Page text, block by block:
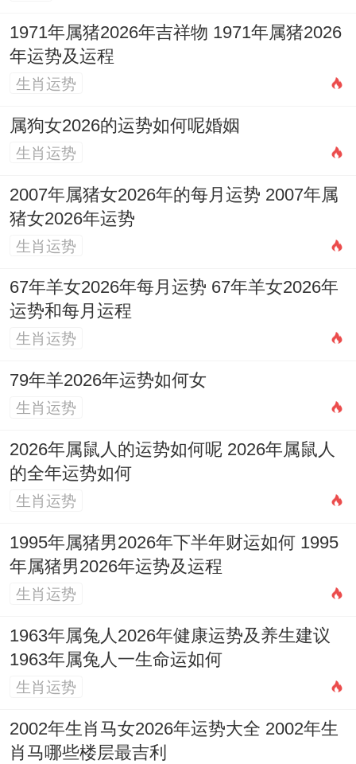
1971年属猪2026年吉祥物 1971年属猪2026
年运势及运程
生肖运势
属狗女2026的运势如何呢婚姻
生肖运势
2007年属猪女2026年的每月运势 2007年属
猪女2026年运势
生肖运势
67年羊女2026年每月运势 67年羊女2026年
运势和每月运程
生肖运势
79年羊2026年运势如何女
生肖运势
2026年属鼠人的运势如何呢 2026年属鼠人
的全年运势如何
生肖运势
1995年属猪男2026年下半年财运如何 1995
年属猪男2026年运势及运程
生肖运势
1963年属兔人2026年健康运势及养生建议
1963年属兔人一生命运如何
生肖运势
2002年生肖马女2026年运势大全 2002年生
肖马哪些楼层最吉利